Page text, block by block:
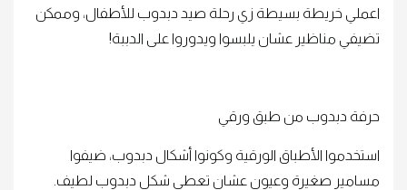
اعملي خريطة بسيطة زي رحلة صيد دبدوب للأطفال، وممكن
تضيفي مناظير عشان يلبسوا ويدوروا على الدببة!
حرفة دبدوب من طبق ورقي
استخدموا الأطباق الورقية وكونوا أشكال دبدوب، ضيفوا
مسامير صغيرة وعيون عشان تعطي شكل دبدوب لطيف.